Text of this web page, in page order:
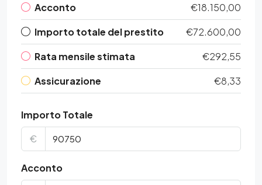
Acconto
€18.150,00
Importo totale del prestito
€72.600,00
Rata mensile stimata
€292,55
Assicurazione
€8,33
Importo Totale
€
Acconto